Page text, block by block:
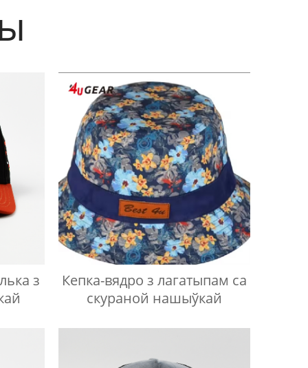
з
Кепка-вядро з лагатыпам са
скураной нашыўкай